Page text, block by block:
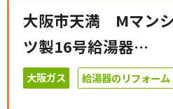
大阪市天満 Mマン
ツ製16号給湯器…
大阪ガス 給湯器のリフォーム